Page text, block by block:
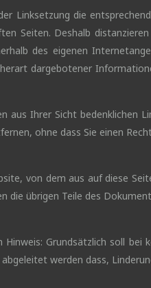
Linksetzung die
Seiten. Deshalb
des eigenen
dargebotener
aus Ihrer Sicht
ohne dass Sie einen
von dem aus auf diese
die übrigen Teile des
Grundsätzlich soll
werden dass,